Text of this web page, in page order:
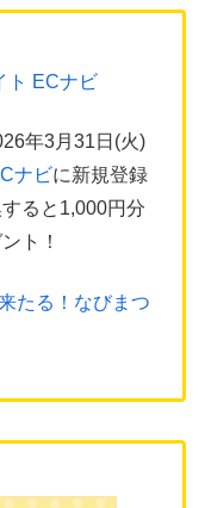
年3月31日(火)
ナビに新規登録
ると1,000円分
ト！
たる！なびまつ